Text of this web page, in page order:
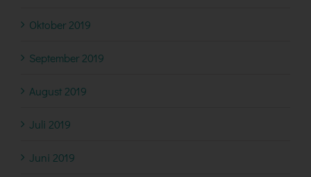
Oktober 2019
September 2019
August 2019
Juli 2019
Juni 2019